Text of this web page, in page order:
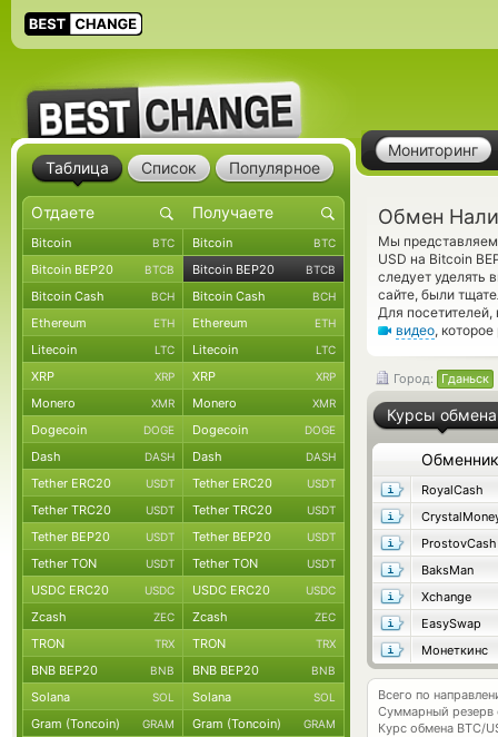
Мониторинг
Обмен
Мы
USD на Bitcoin
следует уделять
сайте, были
Для
видео,
Город: Гданьск
Курсы обмена
Обменник
RoyalCash
ProstovCash
BaksMan
Xchange
EasySwap
Монеткинс
Всего по
Суммарный резерв
Курс обмена BTC/
Таблица Список Популярное
Bitcoin BTC Bitcoin BTC
Bitcoin BEP20 BTCB Bitcoin BEP20 BTCB
Bitcoin Cash BCH Bitcoin Cash BCH
Ethereum ETH Ethereum ETH
Litecoin LTC Litecoin LTC
XRP XRP XRP XRP
Monero XMR Monero XMR
Dogecoin DOGE Dogecoin DOGE
Dash DASH Dash DASH
Tether ERC20 USDT Tether ERC20 USDT
Tether TRC20 USDT Tether TRC20 USDT
Tether BEP20 USDT Tether BEP20 USDT
Tether TON USDT Tether TON USDT
USDC ERC20 USDC USDC ERC20 USDC
Zcash ZEC Zcash ZEC
TRON TRX TRON TRX
BNB BEP20 BNB BNB BEP20 BNB
Solana SOL Solana SOL
Gram (Toncoin) GRAM Gram (Toncoin) GRAM